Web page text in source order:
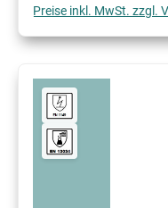
Preise inkl. MwSt. zzgl.